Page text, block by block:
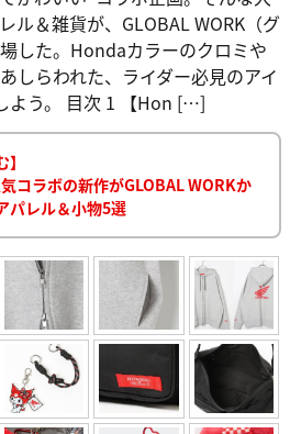
ル＆雑貨が、GLOBAL WORK（グ
した。Hondaカラーのクロミや
しらわれた、ライダー必見のアイ
よう。 目次 1 【Hon […]
コラボの新作がGLOBAL WORKか
パレル＆小物5選